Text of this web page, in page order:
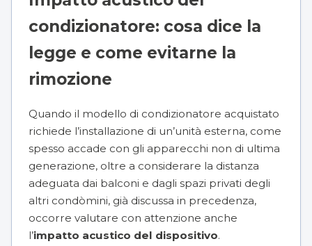
condizionatore: cosa dice la
legge e come evitarne la
rimozione
Quando il modello di condizionatore acquistato
richiede l’installazione di un’unità esterna, come
spesso accade con gli apparecchi non di ultima
generazione, oltre a considerare la distanza
adeguata dai balconi e dagli spazi privati ​​degli
altri condòmini, già discussa in precedenza,
occorre valutare con attenzione anche
l’impatto acustico del dispositivo.